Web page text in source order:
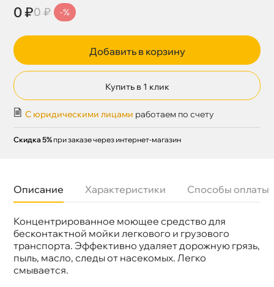
0 ₽0 ₽ -%
Добавить в корзину
Купить в 1 клик
С юридическими лицами работаем по счету
Скидка 5% при заказе через интернет-магазин
Описание Характеристики Способы оплаты
Концентрированное моющее средство для
есконтактной мойки легкового и грузового
транспорта. Эффективно удаляет дорожную грязь,
пыль, масло, следы от насекомых. Легко
смывается.
Бренд
GRASS
Объем
6к
Артикул
700105